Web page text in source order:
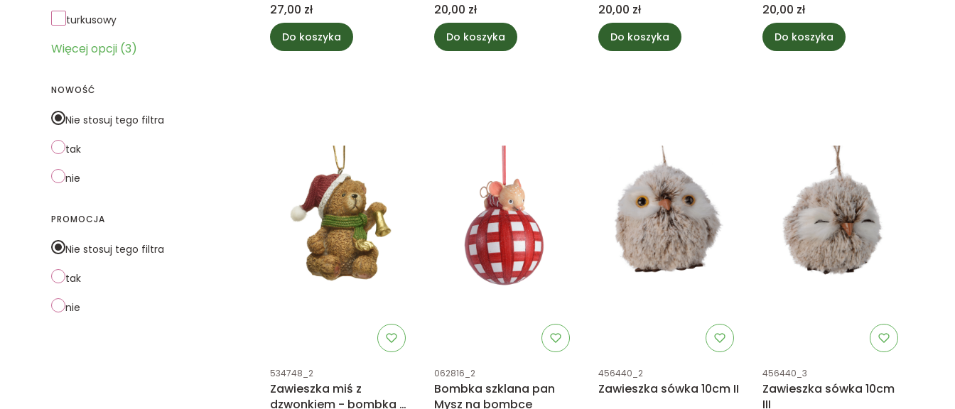
turkusowy
Więcej opcji (3)
NOWOŚĆ
Nie stosuj tego filtra
tak
nie
PROMOCJA
Nie stosuj tego filtra
tak
nie
Cena
27,00 zł
Do koszyka
Cena
20,00 zł
Do koszyka
Cena
20,00 zł
Do koszyka
Cena
20,00 zł
Do koszyka
Kod produktu
534748_2
Zawieszka miś z
dzwonkiem - bombka z
Kod produktu
062816_2
Bombka szklana pan
Mysz na bombce
Kod produktu
456440_2
Zawieszka sówka 10cm II
Kod produktu
456440_3
Zawieszka sówka 10cm
III